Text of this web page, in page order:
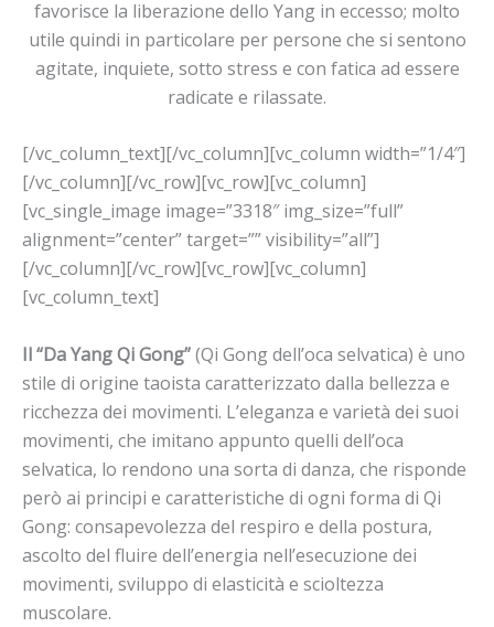
favorisce la liberazione dello Yang in eccesso; molto
utile quindi in particolare per persone che si sentono
agitate, inquiete, sotto stress e con fatica ad essere
radicate e rilassate.
[/vc_column_text][/vc_column][vc_column width=”1/4″]
[/vc_column][/vc_row][vc_row][vc_column]
[vc_single_image image=”3318″ img_size=”full”
alignment=”center” target=”” visibility=”all”]
[/vc_column][/vc_row][vc_row][vc_column]
[vc_column_text]
Il “Da Yang Qi Gong”(Qi Gong dell’oca selvatica) è uno
stile di origine taoista caratterizzato dalla bellezza e
ricchezza dei movimenti. L’eleganza e varietà dei suoi
movimenti, che imitano appunto quelli dell’oca
selvatica, lo rendono una sorta di danza, che risponde
però ai principi e caratteristiche di ogni forma di Qi
Gong: consapevolezza del respiro e della postura,
ascolto del fluire dell’energia nell’esecuzione dei
movimenti, sviluppo di elasticità e scioltezza
muscolare.